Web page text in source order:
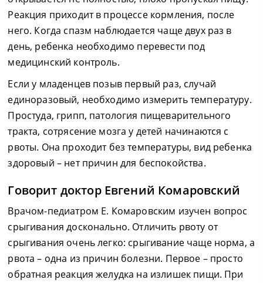
Реакция приходит в процессе кормления, после
него. Когда спазм наблюдается чаще двух раз в
день, ребенка необходимо перевести под
медицинский контроль.
Если у младенцев позыв первый раз, случай
единоразовый, необходимо измерить температуру.
Простуда, грипп, патология пищеварительного
тракта, сотрясение мозга у детей начинаются с
рвоты. Она проходит без температуры, вид ребенка
здоровый – нет причин для беспокойства.
Говорит доктор Евгений Комаровский
Врачом-педиатром Е. Комаровским изучен вопрос
срыгивания досконально. Отличить рвоту от
срыгивания очень легко: срыгивание чаще норма, а
рвота – одна из причин болезни. Первое – просто
обратная реакция желудка на излишек пищи. При